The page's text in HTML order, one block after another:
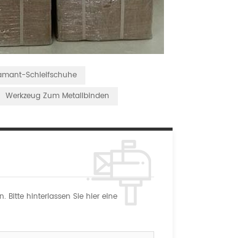
Schleifschuhe
Werkzeug Zum Metallbinden
Bitte hinterlassen Sie hier eine